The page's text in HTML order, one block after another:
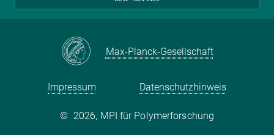
Max-Planck-Gesellschaft
Impressum Datenschutzhinweis
© 2026, MPI für Polymerforschung